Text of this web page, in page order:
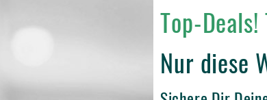
Top-
Nur diese